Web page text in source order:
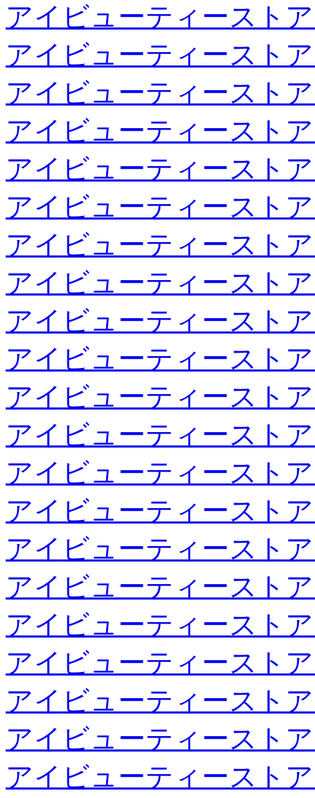
アイビューティースト
アイビューティースト
アイビューティースト
アイビューティースト
アイビューティースト
アイビューティースト
アイビューティースト
アイビューティースト
アイビューティースト
アイビューティースト
アイビューティースト
アイビューティースト
アイビューティースト
アイビューティースト
アイビューティースト
アイビューティースト
アイビューティースト
アイビューティースト
アイビューティースト
アイビューティースト
アイビューティースト